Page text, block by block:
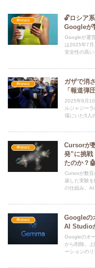
#news
🔓ロシア
Googleが
Googleが運
は2025年7月
安全性の高
#news
ガザで消
「報道弾
2025年8月
ルジャジー
場にいた5人
#news
Cursorが
発”に挑戦
たのか？
Cursorが数
築した実験
の仕組み、AI
#news
Googleの
AI Studio
Googleのオ
から削除。
ーションの